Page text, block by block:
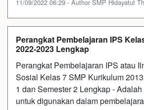
11/09/2022 06:29 - Author SMP Hidayatut
Perangkat Pembelajaran IPS
2022-2023 Lengkap
Perangkat Pembelajaran IPS atau
Sosial Kelas 7 SMP Kurikulum
1 dan Semester 2 Lengkap -
untuk digunakan dalam